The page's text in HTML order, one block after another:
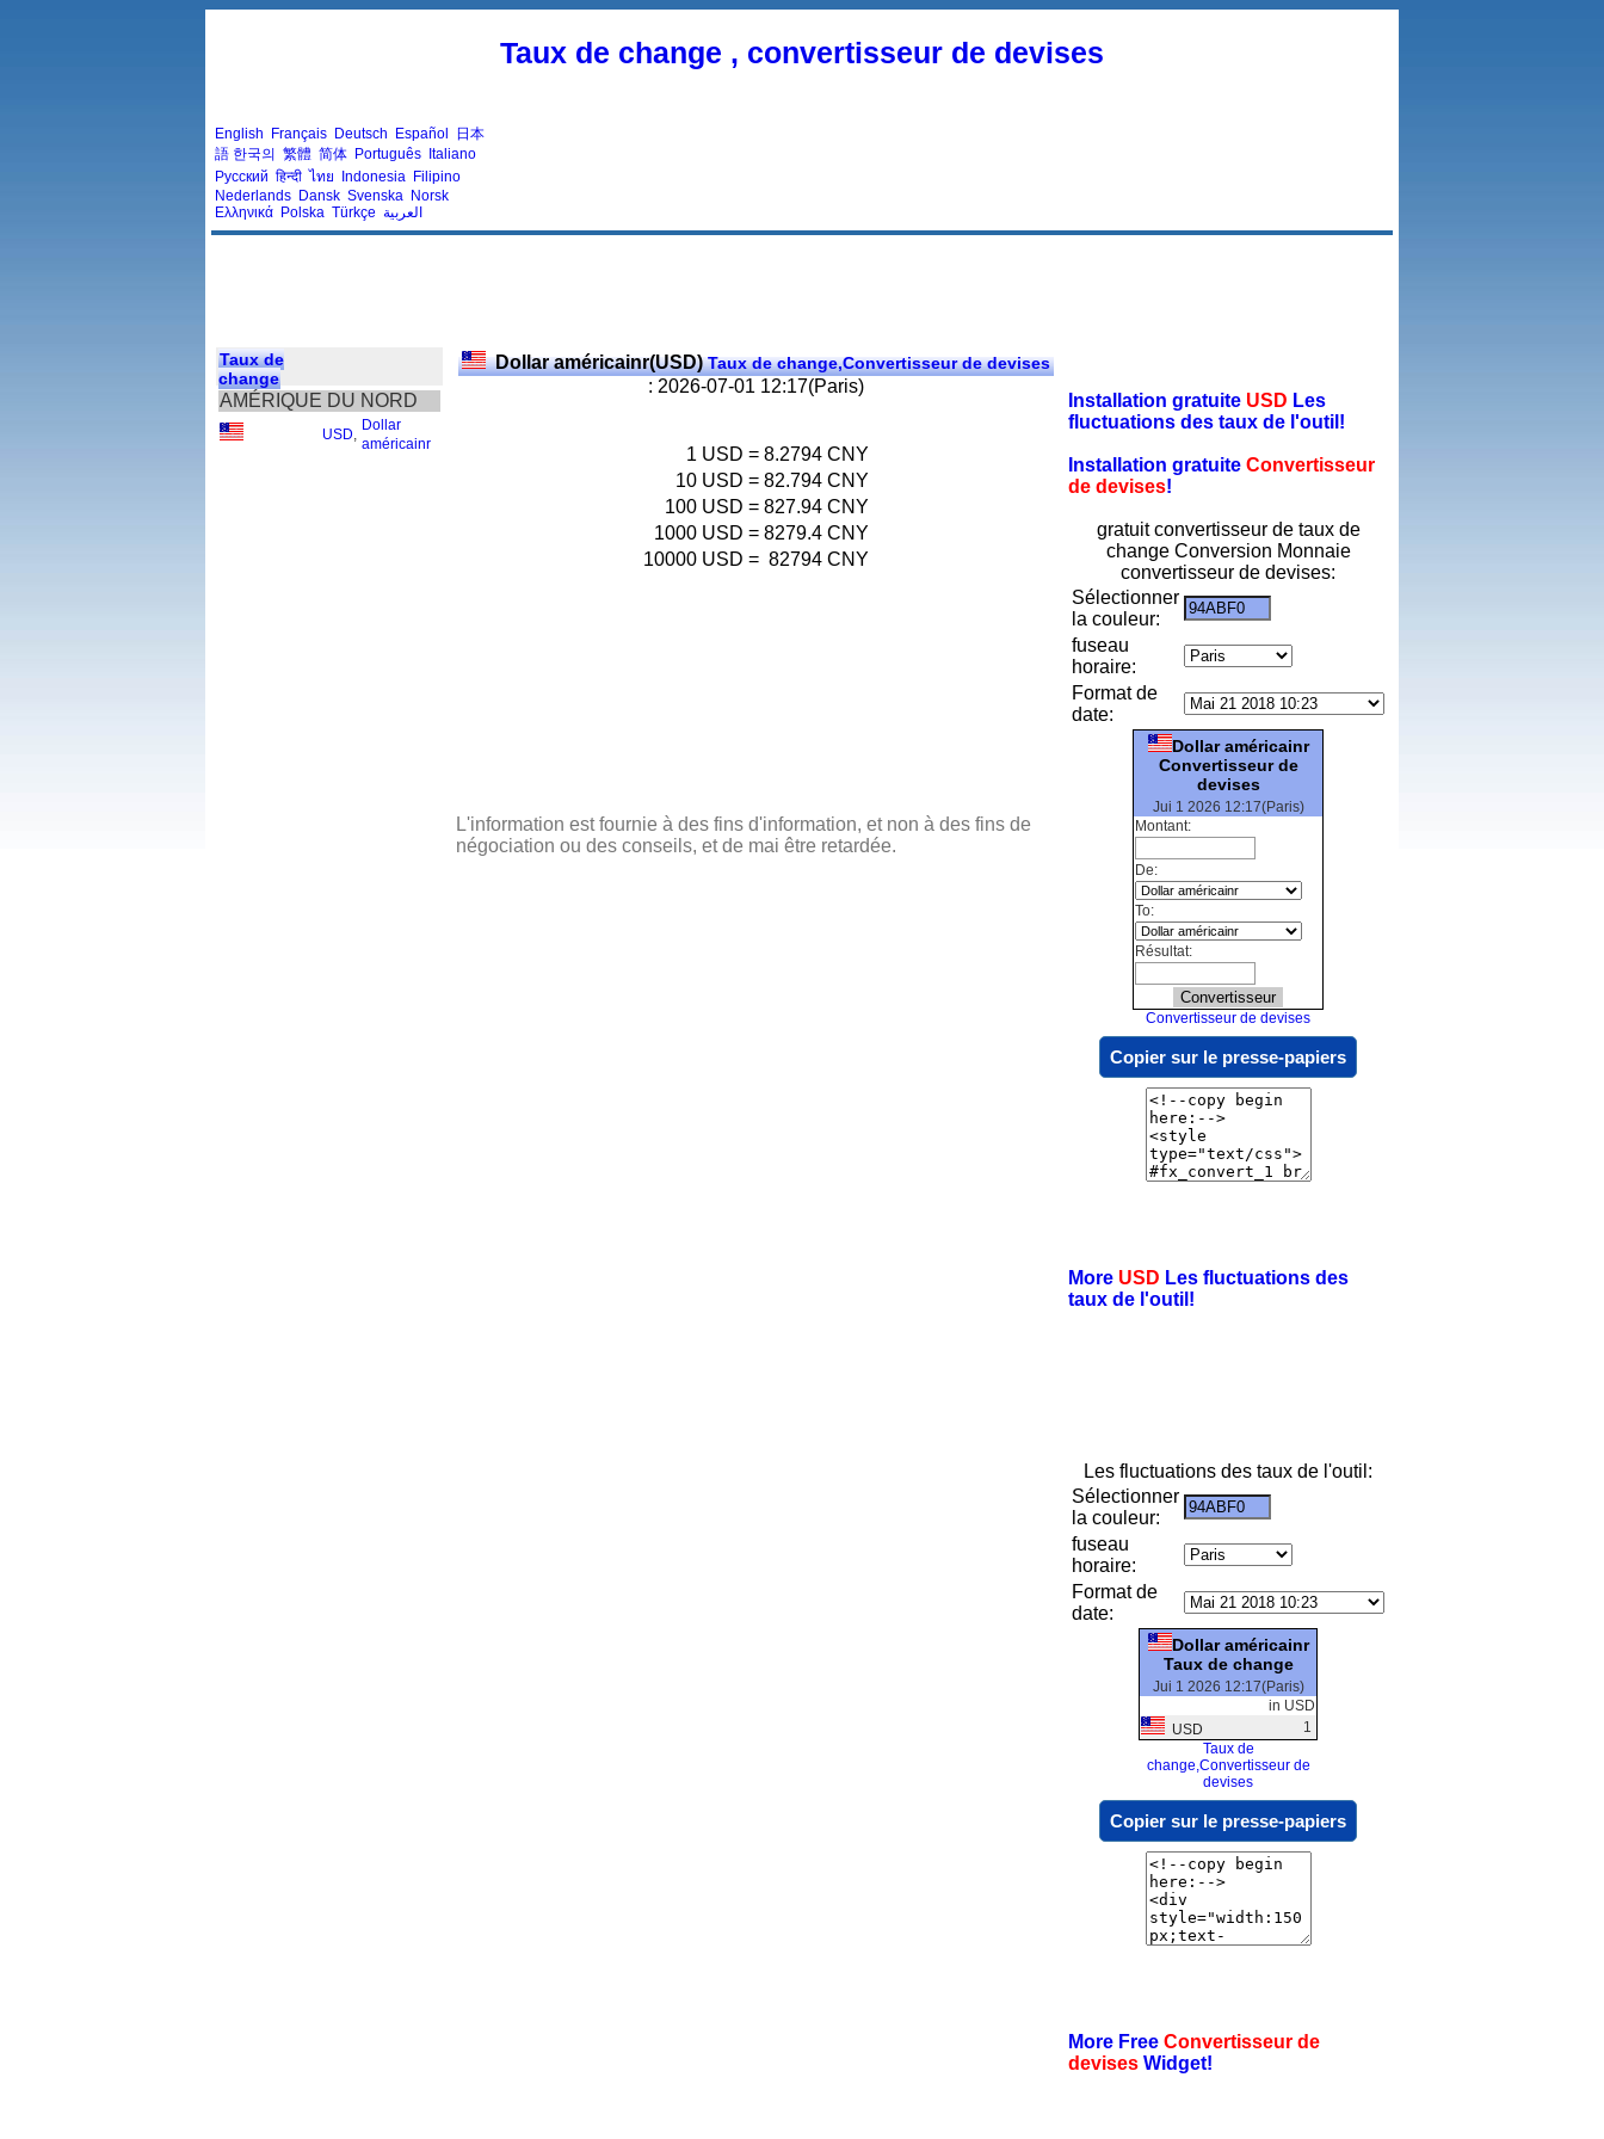
Taux de change , convertisseur de devises
English Français Deutsch Español
日本
語 한국의 繁體 简体 Português Italiano
Русский हिन्दी ไทย Indonesia Filipino
Nederlands Dansk Svenska Norsk
Ελληνικά Polska Türkçe العربية
Taux de
change
AMÉRIQUE DU NORD
USD
Dollar
américainr
Dollar américainr(USD)Taux de change,Convertisseur de devises
: 2026-07-01 12:17(Paris)
1 USD = 8.2794 CNY
10 USD = 82.794 CNY
100 USD = 827.94 CNY
1000 USD = 8279.4 CNY
10000 USD = 82794 CNY
L'information est fournie à des fins d'information, et non à des fins de
négociation ou des conseils, et de mai être retardée.
Installation gratuite USD Les
fluctuations des taux de l'outil!
Installation gratuite Convertisseur
de devises!
gratuit convertisseur de taux de
change Conversion Monnaie
convertisseur de devises:
Sélectionner
la couleur:
fuseau
horaire:
Format de
date:
Dollar américainr
Convertisseur de
devises
Jui 1 2026 12:17(Paris)
Montant:
De:
To:
Résultat:
Convertisseur de devises
Copier sur le presse-papiers
More USD Les fluctuations des
taux de l'outil!
Les fluctuations des taux de l'outil:
Sélectionner
la couleur:
fuseau
horaire:
Format de
date:
Dollar américainr
Taux de change
Jui 1 2026 12:17(Paris)
in USD
USD
1
Taux de
change,Convertisseur de
devises
Copier sur le presse-papiers
More Free Convertisseur de
devises Widget!